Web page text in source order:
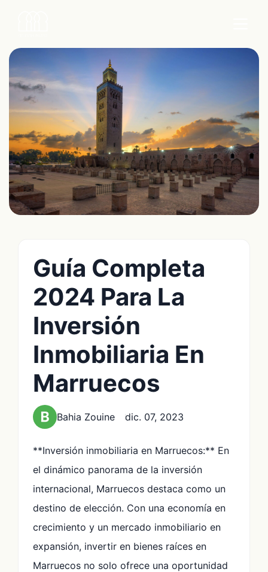
Guía Completa
2024 Para La
Inversión
Inmobiliaria En
Marruecos
Bahia Zouine dic. 07, 2023
**Inversión inmobiliaria en Marruecos:** En
el dinámico panorama de la inversión
internacional, Marruecos destaca como un
destino de elección. Con una economía en
crecimiento y un mercado inmobiliario en
expansión, invertir en bienes raíces en
Marruecos no solo ofrece una oportunidad